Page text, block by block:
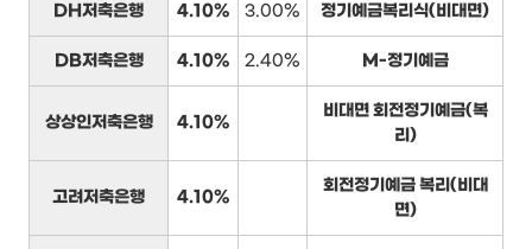
DH저축은행 4.10% 3.00% 정기예금복리식(비대면)
DB저축은행 4.10% 2.40% M-정기예금
상상인저축은행 4.10%
비대면 회전정기예금(복
리)
고려저축은행 4.10%
회전정기예금 복리(비대
면)